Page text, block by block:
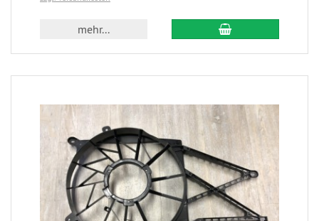
mehr...